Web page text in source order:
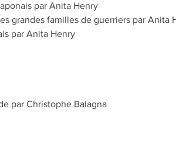
par Anita Henry
grandes familles de guerriers par Anita
par Anita Henry
par Christophe Balagna